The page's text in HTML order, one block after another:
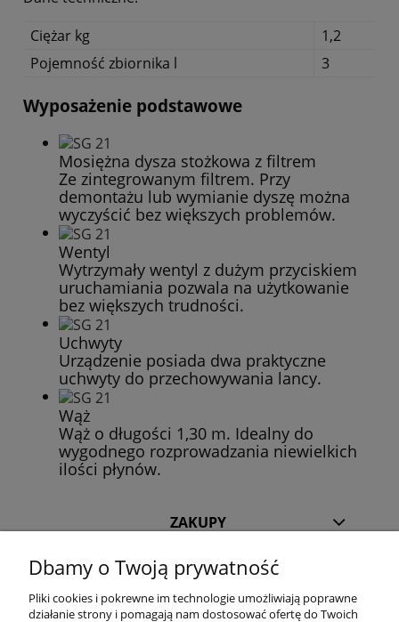
Ciężar kg
1,2
Pojemność zbiornika l
3
Wyposażenie podstawowe
Mosiężna dysza stożkowa z filtrem
Ze zintegrowanym filtrem. Przy
demontażu lub wymianie dyszę można
wyczyścić bez większych problemów.
Wentyl
Wytrzymały wentyl z dużym przyciskiem
uruchamiania pozwala na użytkowanie
bez większych trudności.
Uchwyty
Urządzenie posiada dwa praktyczne
uchwyty do przechowywania lancy.
Wąż
Wąż o długości 1,30 m. Idealny do
wygodnego rozprowadzania niewielkich
ilości płynów.
ZAKUPY
POMOC
INFORMACJE
Dbamy o Twoją prywatność
Pliki cookies i pokrewne im technologie umożliwiają poprawne
działanie strony i pomagają nam dostosować ofertę do Twoich